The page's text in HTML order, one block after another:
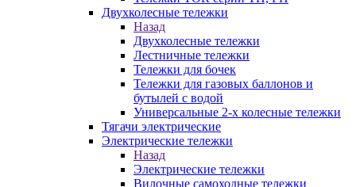
Двухколесные тележки
Назад
Двухколесные тележки
Лестничные тележки
Тележки для бочек
Тележки для газовых баллонов и
бутылей с водой
Универсальные 2-х колесные тележки
Тягачи электрические
Электрические тележки
Назад
Электрические тележки
Вилочные самоходные тележки